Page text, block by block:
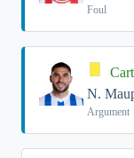
Foul
N.
Argument